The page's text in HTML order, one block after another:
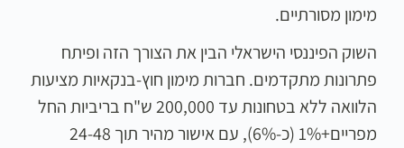
מימון מסורתיים.
השוק הפיננסי הישראלי הבין את הצורך הזה ופיתח
פתרונות מתקדמים. חברות מימון חוץ-בנקאיות מציעות
הלוואה ללא בטחונות עד 200,000 ש"ח בריביות החל
מפריים+1% (כ-6%), עם אישור מהיר תוך 24-48